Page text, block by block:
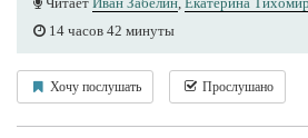
14 часов 42 минуты
Хочу послушать Прослушано